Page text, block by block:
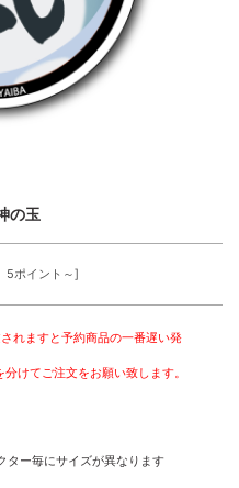
の玉
ポイント～]
れますと予約商品の一番遅い発
けてご注文をお願い致します。
ー毎にサイズが異なります